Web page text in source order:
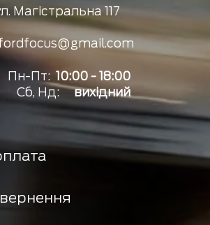
Магістральна 117
Пн-Пт: 10:00 - 18:00
Сб, Нд:
вихідний